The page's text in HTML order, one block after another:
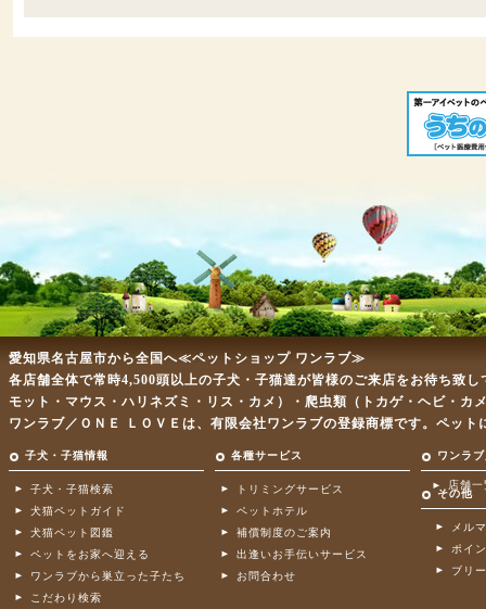
愛知県名古屋市から全国へ≪ペットショップ ワンラブ≫
各店舗全体で常時4,500頭以上の子犬・子猫達が皆様のご来店をお待ち致
モット・マウス・ハリネズミ・リス・カメ）・爬虫類（トカゲ・ヘビ・
ワンラブ／ＯＮＥ ＬＯＶＥは、有限会社ワンラブの登録商標です。ペッ
子犬・子猫情報 各種サービス ワンラ
子犬・子猫検索
犬猫ペットガイド
犬猫ペット図鑑
ペットをお家へ迎える
ワンラブから巣立った子たち
こだわり検索
トリミングサービス
ペットホテル
補償制度のご案内
出逢いお手伝いサービス
お問合わせ
店舗一
その他
メル
ポイ
ブリ